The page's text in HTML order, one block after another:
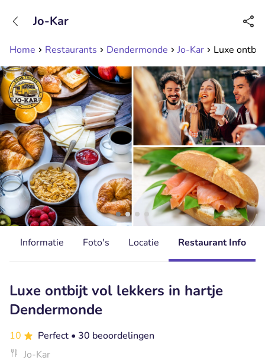
Bereikbaar tot 23:00 uur
Home Restaurants Dendermonde Jo-Kar Luxe
Jo-Kar
Informatie Foto's Locatie Restaurant Info
Luxe ontbijt vol lekkers in hartje
Dendermonde
10 Perfect • 30 beoordelingen
Jo-Kar